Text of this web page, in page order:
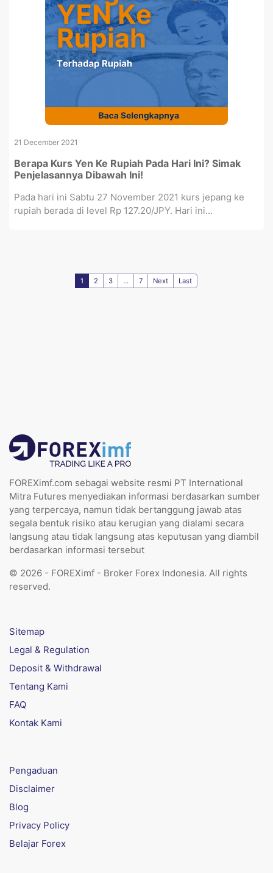
21 December 2021
Berapa Kurs Yen Ke Rupiah Pada Hari Ini? Simak
Penjelasannya Dibawah Ini!
Pada hari ini Sabtu 27 November 2021 kurs jepang ke
rupiah berada di level Rp 127.20/JPY. Hari ini...
1 2 3 ... 7 Next Last
FOREXimf.com sebagai website resmi PT International
Mitra Futures menyediakan informasi berdasarkan sumber
yang terpercaya, namun tidak bertanggung jawab atas
segala bentuk risiko atau kerugian yang dialami secara
langsung atau tidak langsung atas keputusan yang diambil
berdasarkan informasi tersebut
© 2026 - FOREXimf - Broker Forex Indonesia. All rights
reserved.
Sitemap
Legal & Regulation
Deposit & Withdrawal
Tentang Kami
FAQ
Kontak Kami
Pengaduan
Disclaimer
Blog
Privacy Policy
Belajar Forex